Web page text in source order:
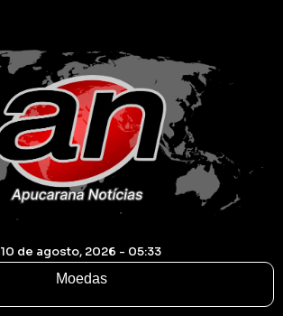
10 de agosto, 2026 - 05:33
Moedas